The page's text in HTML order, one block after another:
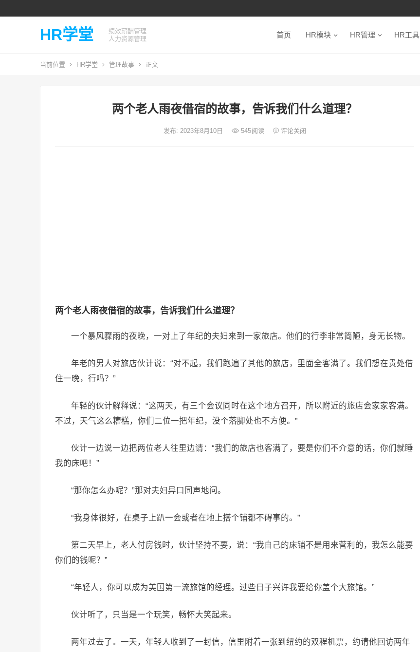
HR学堂
绩效薪酬管理
人力资源管理
首页 HR模块 HR管理 HR工具
当前位置 HR学堂 管理故事 正文
两个老人雨夜借宿的故事，告诉我们什么道理？
发布: 2023年8月10日 545阅读 评论关闭
两个老人雨夜借宿的故事，告诉我们什么道理？
一个暴风骤雨的夜晚，一对上了年纪的夫妇来到一家旅店。他们的行李非常简陋，身无长物。
年老的男人对旅店伙计说：“对不起，我们跑遍了其他的旅店，里面全客满了。我们想在贵处借
住一晚，行吗？”
年轻的伙计解释说：“这两天，有三个会议同时在这个地方召开，所以附近的旅店会家家客满。
不过，天气这么糟糕，你们二位一把年纪，没个落脚处也不方便。”
伙计一边说一边把两位老人往里边请：“我们的旅店也客满了，要是你们不介意的话，你们就睡
我的床吧！”
“那你怎么办呢？”那对夫妇异口同声地问。
“我身体很好，在桌子上趴一会或者在地上搭个铺都不碍事的。”
第二天早上，老人付房钱时，伙计坚持不要，说：“我自己的床铺不是用来菅利的，我怎么能要
你们的钱呢？”
“年轻人，你可以成为美国第一流旅馆的经理。过些日子兴许我要给你盖个大旅馆。”
伙计听了，只当是一个玩笑，畅怀大笑起来。
两年过去了。一天，年轻人收到了一封信，信里附着一张到纽约的双程机票，约请他回访两年